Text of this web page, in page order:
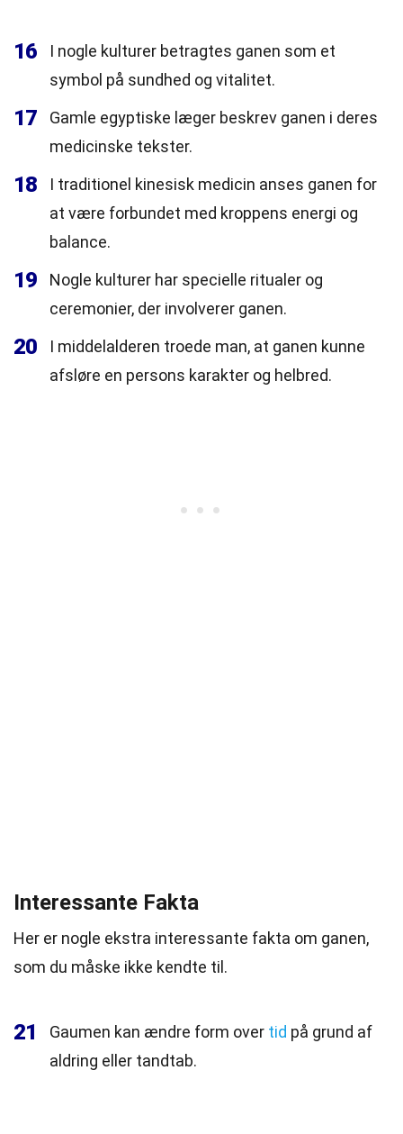
16
I nogle kulturer betragtes ganen som et
symbol på sundhed og vitalitet.
17
Gamle egyptiske læger beskrev ganen i deres
medicinske tekster.
18
I traditionel kinesisk medicin anses ganen for
at være forbundet med kroppens energi og
balance.
19
Nogle kulturer har specielle ritualer og
ceremonier, der involverer ganen.
20
I middelalderen troede man, at ganen kunne
afsløre en persons karakter og helbred.
Interessante Fakta
Her er nogle ekstra interessante fakta om ganen,
som du måske ikke kendte til.
21 Gaumen kan ændre form over tid på grund af
aldring eller tandtab.